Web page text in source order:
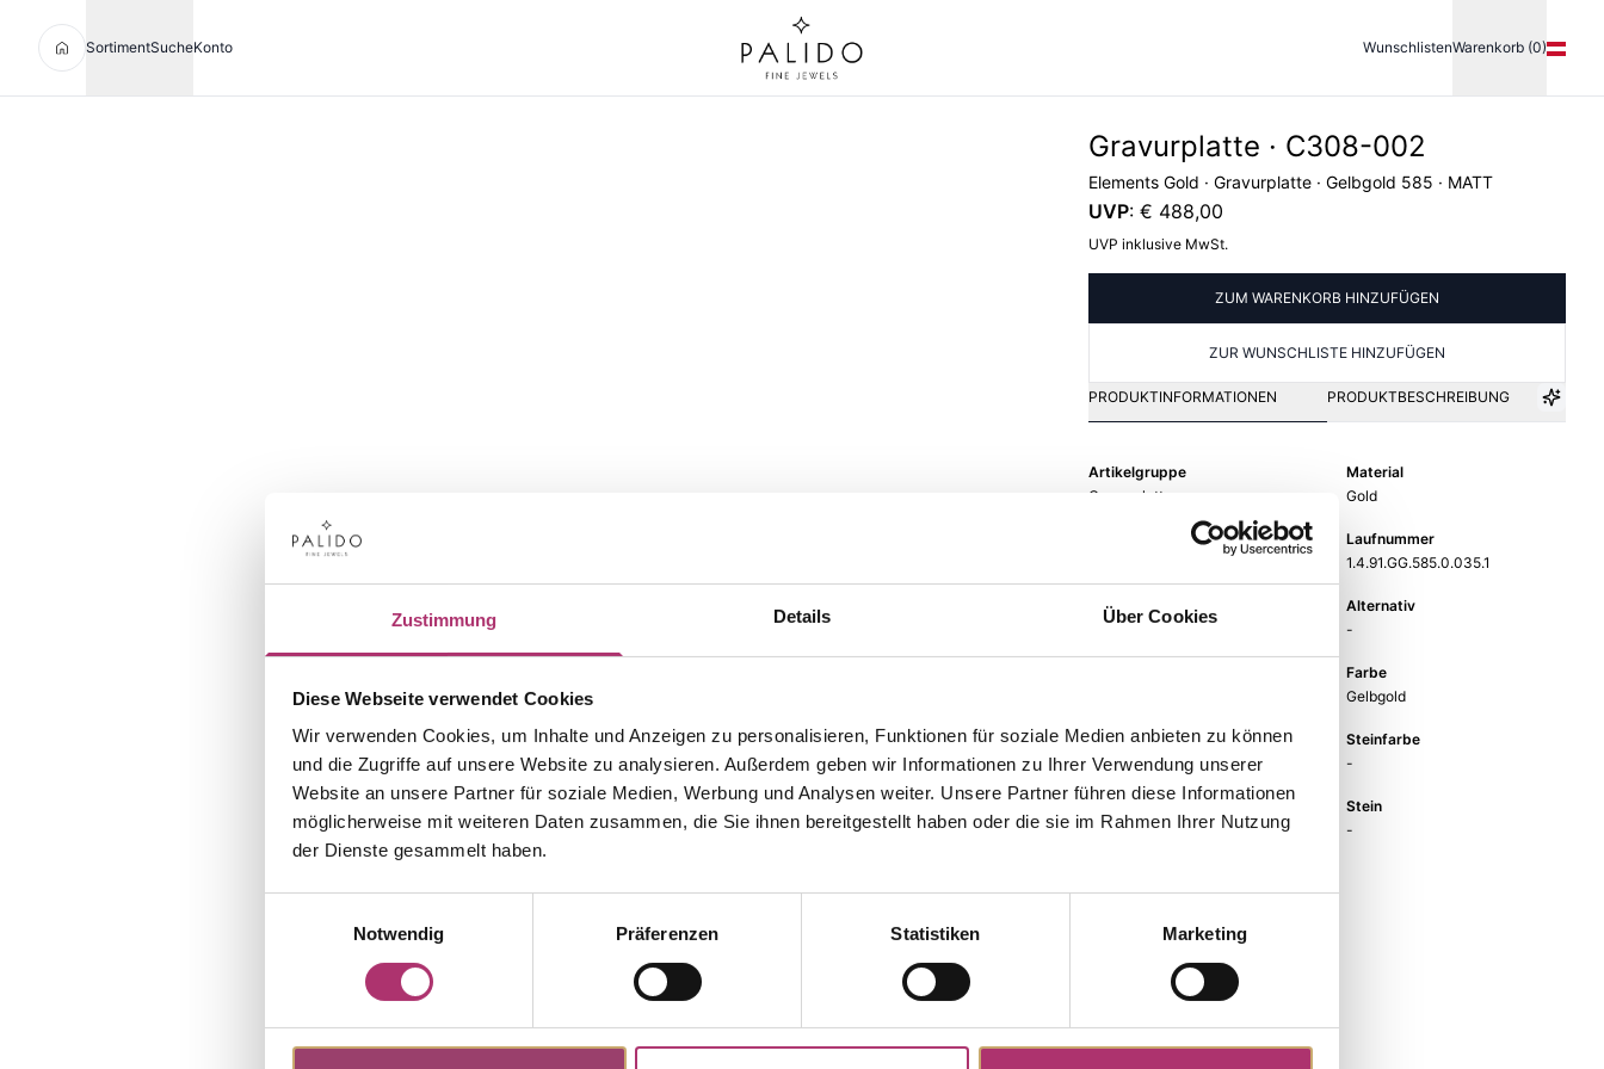
Zustimmung Details Über Cookies
Diese Webseite verwendet Cookies
Wir verwenden Cookies, um Inhalte und Anzeigen zu personalisieren, Funktionen für soziale Medien anbieten zu können
und die Zugriffe auf unsere Website zu analysieren. Außerdem geben wir Informationen zu Ihrer Verwendung unserer
Website an unsere Partner für soziale Medien, Werbung und Analysen weiter. Unsere Partner führen diese Informationen
möglicherweise mit weiteren Daten zusammen, die Sie ihnen bereitgestellt haben oder die sie im Rahmen Ihrer Nutzung
der Dienste gesammelt haben.
Notwendig
Präferenzen Statistiken Marketing
SortimentSucheKonto WunschlistenWarenkorb (0)
Gravurplatte · C308-002
Elements Gold · Gravurplatte · Gelbgold 585 · MATT
UVP: € 488,00
UVP inklusive MwSt.
ZUM WARENKORB HINZUFÜGEN
ZUR WUNSCHLISTE HINZUFÜGEN
PRODUKTINFORMATIONEN PRODUKTBESCHREIBUNG
Artikelgruppe
Gravurplatte
Material
Gold
Laufnummer
1.4.91.GG.585.0.035.1
EAN
Alternativ
-
Farbe
Gelbgold
Größe
18 mm
Steinfarbe
-
-
Stein
-
Weitere Stücke aus dieser Kollektion entdecken.